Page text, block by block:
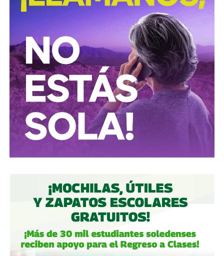
en la mampara,
la razón toma la mano del votante y lo
hace elegir si no la mejor, la menos mala de las
opciones que tenemos. Después de que le marcan el
dedo con la famosísima tinta indeleble (por cierto,
invento mexicano) queda en el votante, una extraña
satisfacción de haber cumplido de la mejor manera
posible.
Yo creo que vamos bien,si tomamos en cuenta que la
democracia se tarda unos 400 años en dar
resultados.